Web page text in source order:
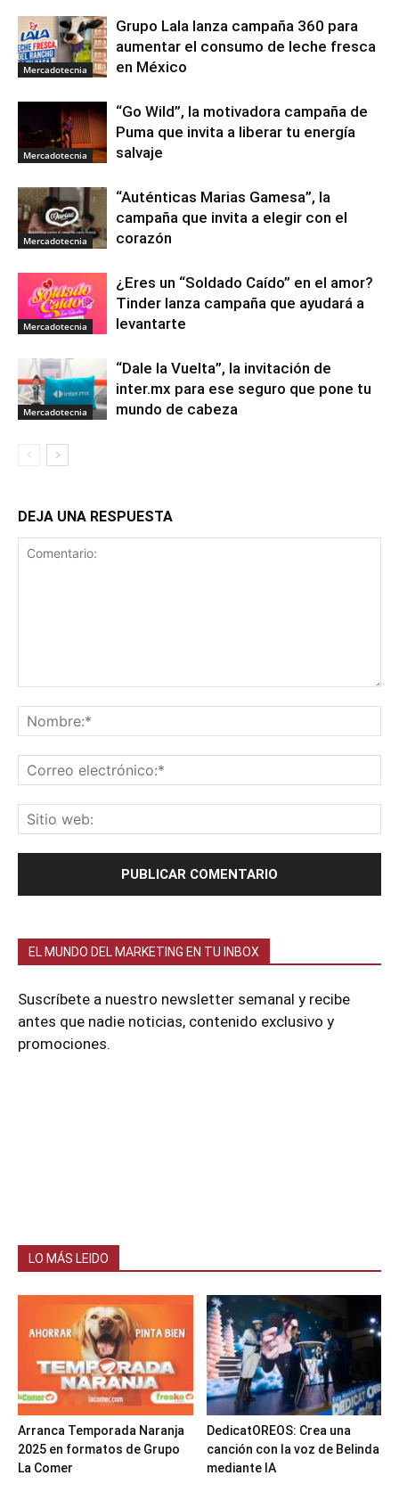
Mercadotecnia
Grupo Lala lanza campaña 360 para
aumentar el consumo de leche fresca
en México
Mercadotecnia
“Go Wild”, la motivadora campaña de
Puma que invita a liberar tu energía
salvaje
Mercadotecnia
“Auténticas Marias Gamesa”, la
campaña que invita a elegir con el
corazón
Mercadotecnia
¿Eres un “Soldado Caído” en el amor?
Tinder lanza campaña que ayudará a
levantarte
Mercadotecnia
“Dale la Vuelta”, la invitación de
inter.mx para ese seguro que pone tu
mundo de cabeza
DEJA UNA RESPUESTA
EL MUNDO DEL MARKETING EN TU INBOX
Suscríbete a nuestro newsletter semanal y recibe
antes que nadie noticias, contenido exclusivo y
promociones.
LO MÁS LEIDO
Arranca Temporada Naranja
2025 en formatos de Grupo
La Comer
DedicatOREOS: Crea una
canción con la voz de Belinda
mediante IA